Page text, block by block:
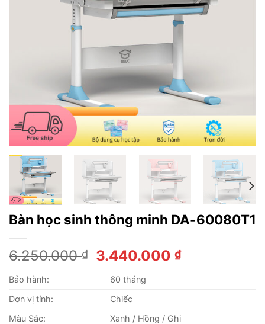
Bàn học sinh thông minh DA-60080T1
6.250.000₫
Giá
là:
6.250.000 ₫.
3.440.000₫Giá
3.440.000
Bảo hành:
60 tháng
Đơn vị tính:
Chiếc
Màu Sắc:
Xanh / Hồng / Ghi